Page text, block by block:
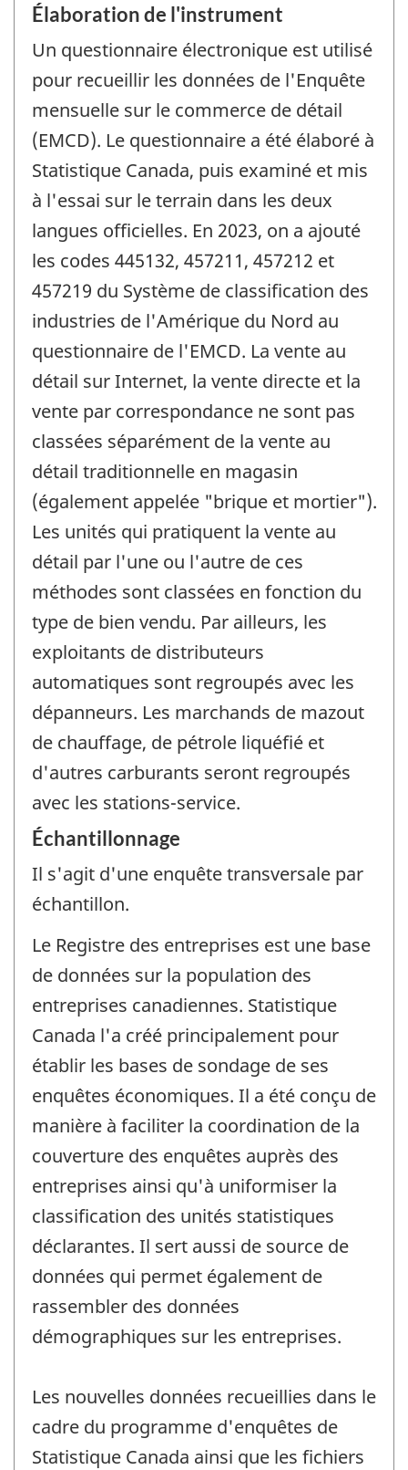
Élaboration de l'instrument
Un questionnaire électronique est utilisé
pour recueillir les données de l'Enquête
mensuelle sur le commerce de détail
(EMCD). Le questionnaire a été élaboré à
Statistique Canada, puis examiné et mis
à l'essai sur le terrain dans les deux
langues officielles. En 2023, on a ajouté
les codes 445132, 457211, 457212 et
457219 du Système de classification des
industries de l'Amérique du Nord au
questionnaire de l'EMCD. La vente au
détail sur Internet, la vente directe et la
vente par correspondance ne sont pas
classées séparément de la vente au
détail traditionnelle en magasin
(également appelée "brique et mortier").
Les unités qui pratiquent la vente au
détail par l'une ou l'autre de ces
méthodes sont classées en fonction du
type de bien vendu. Par ailleurs, les
exploitants de distributeurs
automatiques sont regroupés avec les
dépanneurs. Les marchands de mazout
de chauffage, de pétrole liquéfié et
d'autres carburants seront regroupés
avec les stations-service.
Échantillonnage
Il s'agit d'une enquête transversale par
échantillon.
Le Registre des entreprises est une base
de données sur la population des
entreprises canadiennes. Statistique
Canada l'a créé principalement pour
établir les bases de sondage de ses
enquêtes économiques. Il a été conçu de
manière à faciliter la coordination de la
couverture des enquêtes auprès des
entreprises ainsi qu'à uniformiser la
classification des unités statistiques
déclarantes. Il sert aussi de source de
données qui permet également de
rassembler des données
démographiques sur les entreprises.
Les nouvelles données recueillies dans le
cadre du programme d'enquêtes de
Statistique Canada ainsi que les fichiers